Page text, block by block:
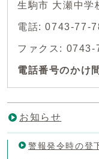
生駒市 大瀬中学
電話: 0743-77-
ファクス: 0743-
電話番号のかけ
お知らせ
警報発令時の登